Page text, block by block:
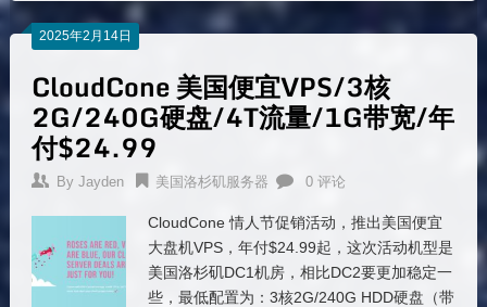
2025年2月14日
CloudCone 美国便宜VPS/3核
2G/240G硬盘/4T流量/1G带宽/年
付$24.99
By Jayden 美国洛杉矶服务器 0 评论
CloudCone 情人节促销活动，推出美国便宜
大盘机VPS，年付$24.99起，这次活动机型是
美国洛杉矶DC1机房，相比DC2要更加稳定一
些，最低配置为：3核2G/240G HDD硬盘（带